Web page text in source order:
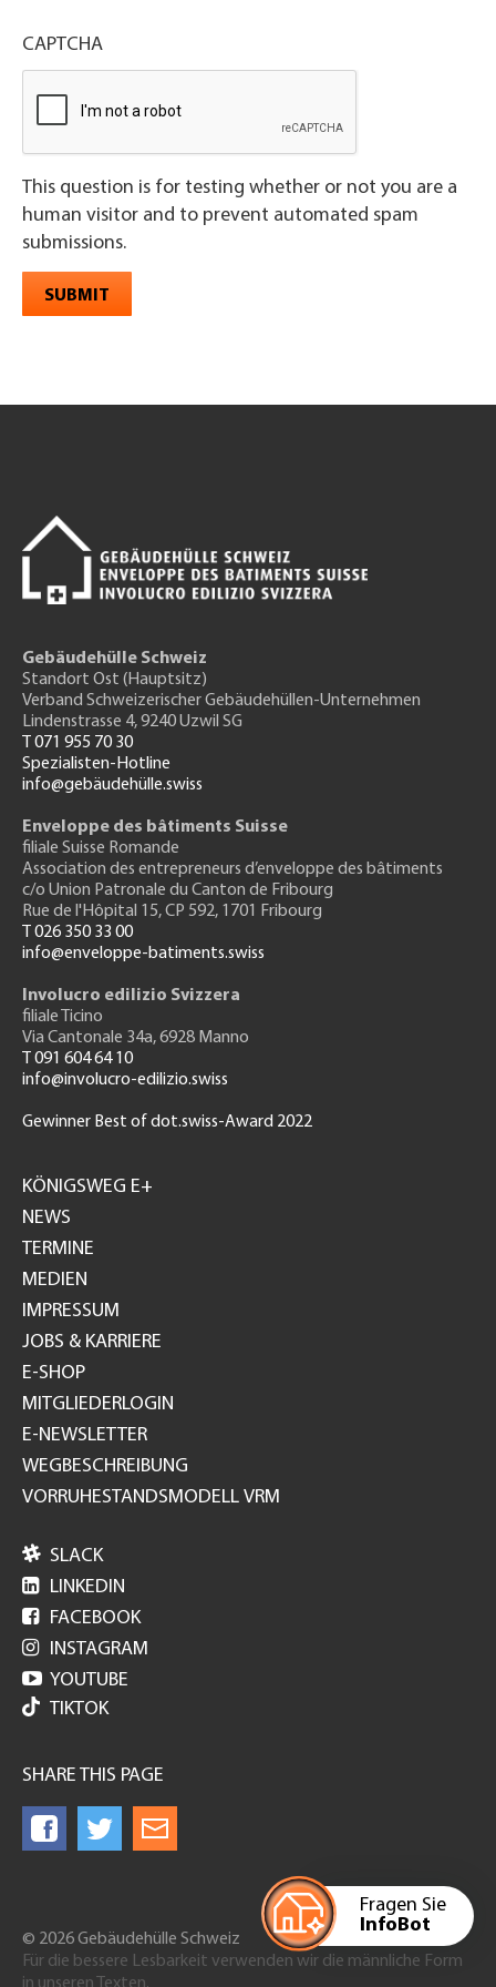
CAPTCHA
This question is for testing whether or not you are a
human visitor and to prevent automated spam
submissions.
SUBMIT
Fragen Sie
InfoBot
Gebäudehülle Schweiz
Standort Ost (Hauptsitz)
Verband Schweizerischer Gebäudehüllen-Unternehmen
Lindenstrasse 4, 9240 Uzwil SG
T 071 955 70 30
Spezialisten-Hotline
info@gebäudehülle.swiss
Enveloppe des bâtiments Suisse
filiale Suisse Romande
Association des entrepreneurs d’enveloppe des bâtiments
c/o Union Patronale du Canton de Fribourg
Rue de l'Hôpital 15, CP 592, 1701 Fribourg
T 026 350 33 00
info@enveloppe-batiments.swiss
Involucro edilizio Svizzera
filiale Ticino
Via Cantonale 34a, 6928 Manno
T 091 604 64 10
info@involucro-edilizio.swiss
Gewinner Best of dot.swiss-Award 2022
GH
KÖNIGSWEG E+
NEWS
TERMINE
MEDIEN
IMPRESSUM
JOBS & KARRIERE
E-SHOP
MITGLIEDERLOGIN
E-NEWSLETTER
WEGBESCHREIBUNG
VORRUHESTANDSMODELL VRM
 SLACK
 LINKEDIN
 FACEBOOK
 INSTAGRAM
 YOUTUBE
TIKTOK
SHARE THIS PAGE
© 2026 Gebäudehülle Schweiz
Für die bessere Lesbarkeit verwenden wir die männliche Form